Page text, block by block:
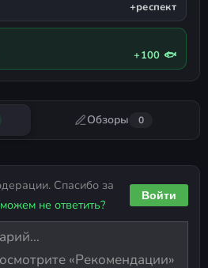
+респект
+100 🐟
Обзоры 0
Спасибо за
не ответить?
Войти